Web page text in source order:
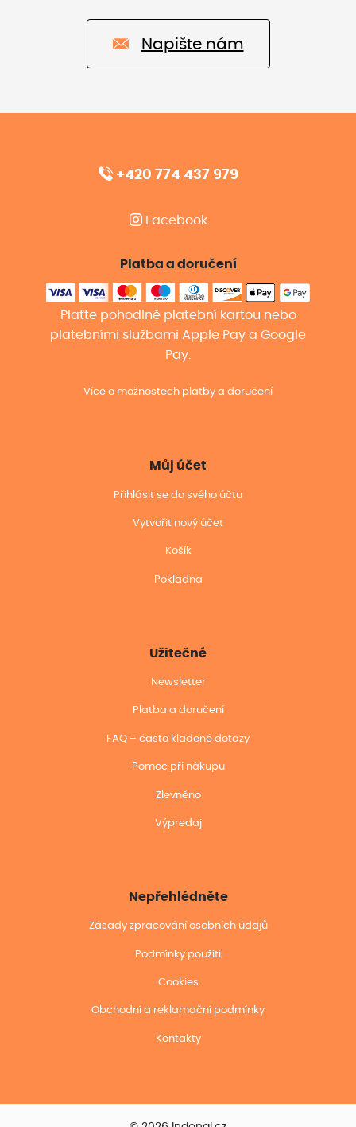
Napište nám
+420 774 437 979
Facebook
Platba a doručení
Plaťte pohodlně platební kartou nebo
platebními službami Apple Pay a Google
Pay.
Více o možnostech platby a doručení
Můj účet
Přihlásit se do svého účtu
Vytvořit nový účet
Košík
Pokladna
Užitečné
Newsletter
Platba a doručení
FAQ – často kladené dotazy
Pomoc při nákupu
Zlevněno
Výpredaj
Nepřehlédněte
Zásady zpracování osobních údajů
Podmínky použití
Cookies
Obchodní a reklamační podmínky
Kontakty